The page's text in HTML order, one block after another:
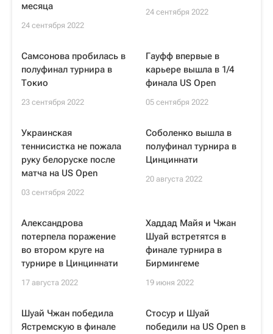
месяца
24 сентября 2022
24 сентября 2022
Самсонова пробилась в
полуфинал турнира в
Токио
23 сентября 2022
Гауфф впервые в
карьере вышла в 1/4
финала US Open
05 сентября 2022
Украинская
теннисистка не пожала
руку белоруске после
матча на US Open
03 сентября 2022
Соболенко вышла в
полуфинал турнира в
Цинциннати
20 августа 2022
Александрова
потерпела поражение
во втором круге на
турнире в Цинциннати
17 августа 2022
Хаддад Майя и Чжан
Шуай встретятся в
финале турнира в
Бирмингеме
19 июня 2022
Шуай Чжан победила
Ястремскую в финале
Стосур и Шуай
победили на US Open в